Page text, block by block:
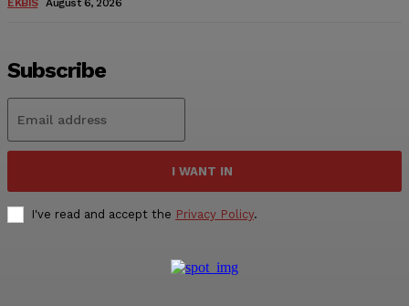
Subscribe
I WANT IN
I've read and accept the Privacy Policy.